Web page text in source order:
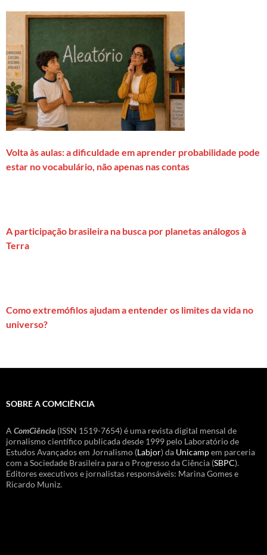
Volta às aulas: a dificuldade em aprender probabilidade pode
estar no vocabulário, não apenas nas contas
A participação brasileira na busca por planetas análogos à
Terra
Como extremófilos ajudam a entender os limites da vida no
universo?
SOBRE A COMCIÊNCIA
A ComCiência (ISSN 1519-7654) é uma revista digital mensal de
jornalismo científico publicada desde 1999 pelo Laboratório de
Estudos Avançados em Jornalismo (Labjor) da Unicampem parceria
com a Sociedade Brasileira para o Progresso da Ciência (SBPC).
Editores executivos e jornalistas responsáveis: Marina Gomes e
Ricardo Muniz.